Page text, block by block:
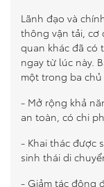
Lãnh đạo và
thông vận tải, cơ
quan khác đã có
ngay từ lúc này.
một trong ba chủ
- Mở rộng khả
an toàn, có chi
- Khai thác được
sinh thái di
- Giảm tác động